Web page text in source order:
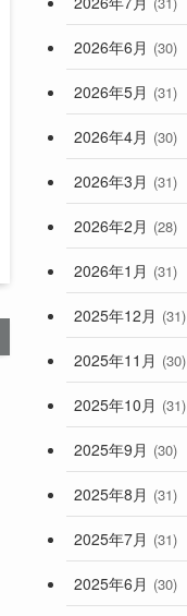
2026年6月 (30)
2026年5月 (31)
2026年4月 (30)
2026年3月 (31)
2026年2月 (28)
2026年1月 (31)
2025年12月 (31)
2025年11月 (30)
2025年10月 (31)
2025年9月 (30)
2025年8月 (31)
2025年7月 (31)
2025年6月 (30)